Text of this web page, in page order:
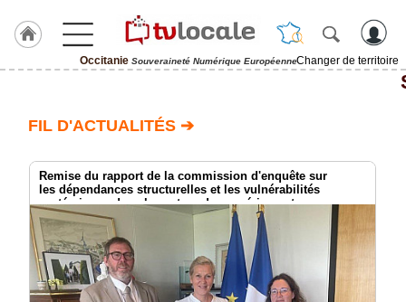
Occitanie Souveraineté Numérique EuropéenneChanger de territoire
Occitanie
TvLocale
France
Accueil
RUBRIQUES
FIL D'ACTUALITÉS ➔
Remise du rapport de la commission d'enquête sur
les dépendances structurelles et les vulnérabilités
systémiques dans le secteur du numérique et
les risques pour l’indépendance de la France